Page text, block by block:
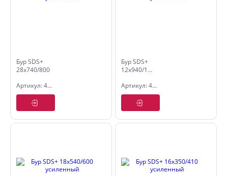
Бур SDS+
28x740/800
Артикул: 4028080
Бур SDS+
12х940/1000
Артикул: 4012100